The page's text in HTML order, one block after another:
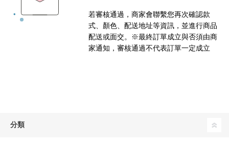
若審核通過，商家會聯繫您再次確認款
式、顏色、配送地址等資訊，並進行商品
配送或面交。※最終訂單成立與否須由商
家通知，審核通過不代表訂單一定成立
分類